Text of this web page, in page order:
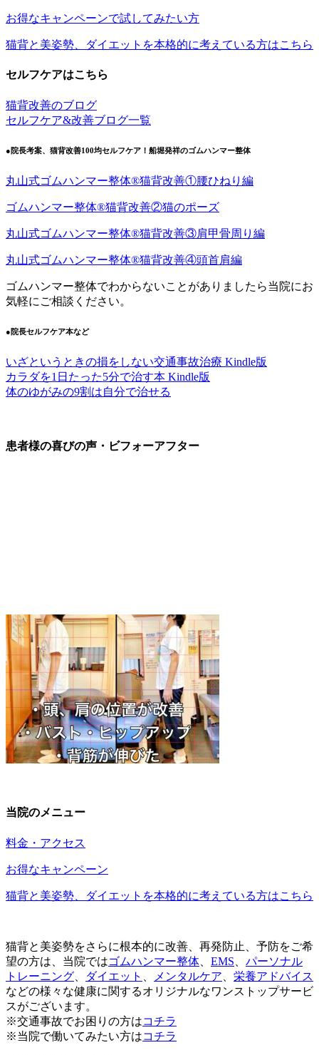
お得なキャンペーンで試してみたい方
猫背と美姿勢、ダイエットを本格的に考えている方はこちら
セルフケアはこちら
猫背改善のブログ
セルフケア&改善ブログ一覧
●院長考案、猫背改善100均セルフケア！船堀発祥のゴムハンマー整体
丸山式ゴムハンマー整体®︎猫背改善①腰ひねり編
ゴムハンマー整体®︎猫背改善②猫のポーズ
丸山式ゴムハンマー整体®︎猫背改善③肩甲骨周り編
丸山式ゴムハンマー整体®︎猫背改善④頭首肩編
ゴムハンマー整体でわからないことがありましたら当院にお
気軽にご相談ください。
●院長セルフケア本など
いざというときの損をしない交通事故治療 Kindle版
カラダを1日たった5分で治す本 Kindle版
体のゆがみの9割は自分で治せる
患者様の喜びの声・ビフォーアフター
当院のメニュー
料金・アクセス
お得なキャンペーン
猫背と美姿勢、ダイエットを本格的に考えている方はこちら
猫背と美姿勢をさらに根本的に改善、再発防止、予防をご希
望の方は、当院ではゴムハンマー整体 EMS
パーソナル
トレーニング
ダイエット メンタルケア
栄養アドバイス
などの様々な健康に関するオリジナルなワンストップサービ
スがございます。
※交通事故でお困りの方はコチラ
※当院で働いてみたい方はコチラ